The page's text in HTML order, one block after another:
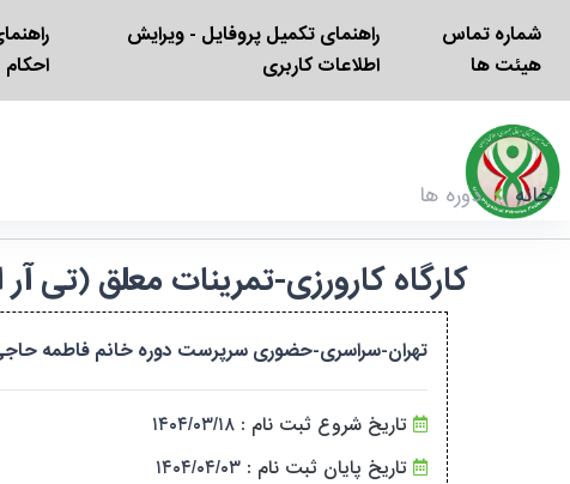
شماره تماس
هیئت ها
راهنمای تکمیل پروفایل - ویرایش
اطلاعات کاربری
احکام
خانه دوره ها
کارگاه کارورزی-تمرینات معلق (تی آر ایکس،کراس
تهران-سراسری-حضوری سرپرست دوره خانم فاطمه حاجی بیگی
تاریخ شروع ثبت نام : ۱۴۰۴/۰۳/۱۸
تاریخ پایان ثبت نام : ۱۴۰۴/۰۴/۰۳